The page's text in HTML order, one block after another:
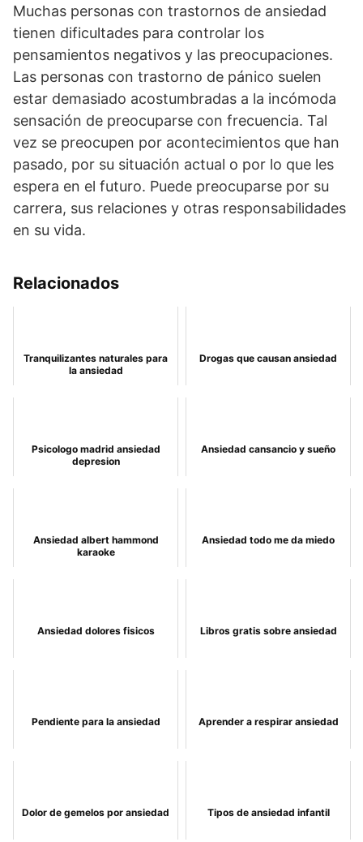
Muchas personas con trastornos de ansiedad
tienen dificultades para controlar los
pensamientos negativos y las preocupaciones.
Las personas con trastorno de pánico suelen
estar demasiado acostumbradas a la incómoda
sensación de preocuparse con frecuencia. Tal
vez se preocupen por acontecimientos que han
pasado, por su situación actual o por lo que les
espera en el futuro. Puede preocuparse por su
carrera, sus relaciones y otras responsabilidades
en su vida.
Relacionados
Tranquilizantes naturales para
la ansiedad
Drogas que causan ansiedad
Psicologo madrid ansiedad
depresion
Ansiedad cansancio y sueño
Ansiedad albert hammond
karaoke
Ansiedad todo me da miedo
Ansiedad dolores fisicos Libros gratis sobre ansiedad
Pendiente para la ansiedad Aprender a respirar ansiedad
Dolor de gemelos por ansiedad Tipos de ansiedad infantil